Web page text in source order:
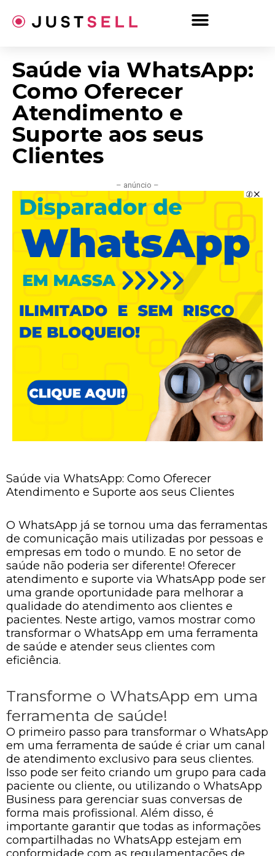
para
Saúde via WhatsApp:
Como Oferecer
Atendimento e
Suporte aos seus
Clientes
– anúncio –
Saúde via WhatsApp: Como Oferecer
Atendimento e Suporte aos seus Clientes
O WhatsApp já se tornou uma das ferramentas
de comunicação mais utilizadas por pessoas e
empresas em todo o mundo. E no setor de
saúde não poderia ser diferente! Oferecer
atendimento e suporte via WhatsApp pode ser
uma grande oportunidade para melhorar a
qualidade do atendimento aos clientes e
pacientes. Neste artigo, vamos mostrar como
transformar o WhatsApp em uma ferramenta
de saúde e atender seus clientes com
eficiência.
Transforme o WhatsApp em uma
ferramenta de saúde!
O primeiro passo para transformar o WhatsApp
em uma ferramenta de saúde é criar um canal
de atendimento exclusivo para seus clientes.
Isso pode ser feito criando um grupo para cada
paciente ou cliente, ou utilizando o WhatsApp
Business para gerenciar suas conversas de
forma mais profissional. Além disso, é
importante garantir que todas as informações
compartilhadas no WhatsApp estejam em